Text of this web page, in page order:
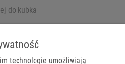
do kubka
technologie umożliwiają